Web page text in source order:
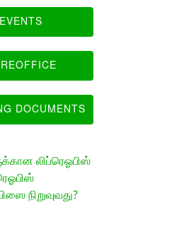
DOCUMENTS
லிப்ரெஓபிஸ்
நிறுவுவது?